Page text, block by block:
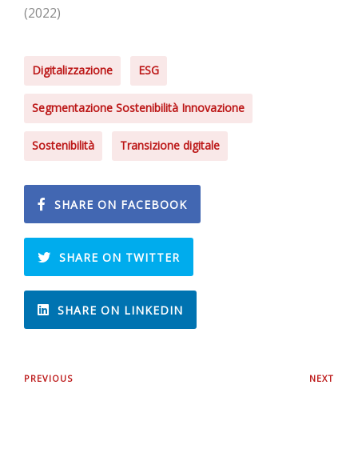
(2022)
Digitalizzazione ESG
Segmentazione Sostenibilità Innovazione
Sostenibilità Transizione digitale
SHARE ON FACEBOOK
SHARE ON TWITTER
SHARE ON LINKEDIN
PREVIOUS NEXT